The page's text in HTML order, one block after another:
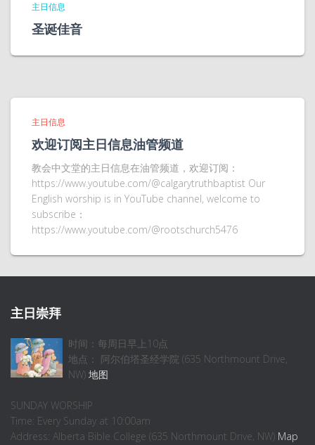
主日信息
圣诞佳音
主日信息
欢迎订阅主日信息油管频道
教会中文堂的主日信息在油管频道，欢迎订阅：
https://www.youtube.com/@calgarytruthbaptist Our
English worship is in YouTube channel, welcome to
subscribe：
https://www.youtube.com/@rootschurch5476
主日崇拜
时间：每周日早上10点
地点： 阿尔伯塔圣经学院 (635 Northmount Drive,
NW) 地图
SUNDAY WORSHIP
Time: Every Sunday at 10:00am
Address: Alberta Bible College (635 Northmount Drive, NW) Map